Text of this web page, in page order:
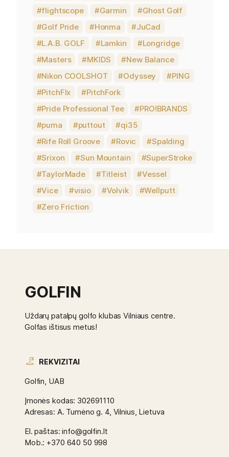
flightscope
Garmin
Ghost Golf
Golf Pride
Honma
JuCad
L.A.B. GOLF
Lamkin
Longridge
Masters
MKIDS
New Balance
Nikon COOLSHOT
Odyssey
PING
PitchFIx
PitchFork
Pride Professional Tee
PRO!BRANDS
puma
puttout
qi35
Rife Roll Groove
Rovic
Spalding
Srixon
Sun Mountain
SuperStroke
TaylorMade
Titleist
Vessel
Vice
visio Volvik
Wellputt
Zero Friction
GOLFIN
Uždarų patalpų golfo klubas Vilniaus centre.
Golfas ištisus metus!
REKVIZITAI
Golfin, UAB
Įmonės kodas: 302691110
Adresas: A. Tumėno g. 4, Vilnius, Lietuva
El. paštas: info@golfin.lt
Mob.: +370 640 50 998